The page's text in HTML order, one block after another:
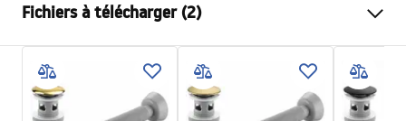
Matériel
composite)
Couleur
Aspect pierre, Gris
Finition
Mat
Fichiers à télécharger (2)
Instructions de montage